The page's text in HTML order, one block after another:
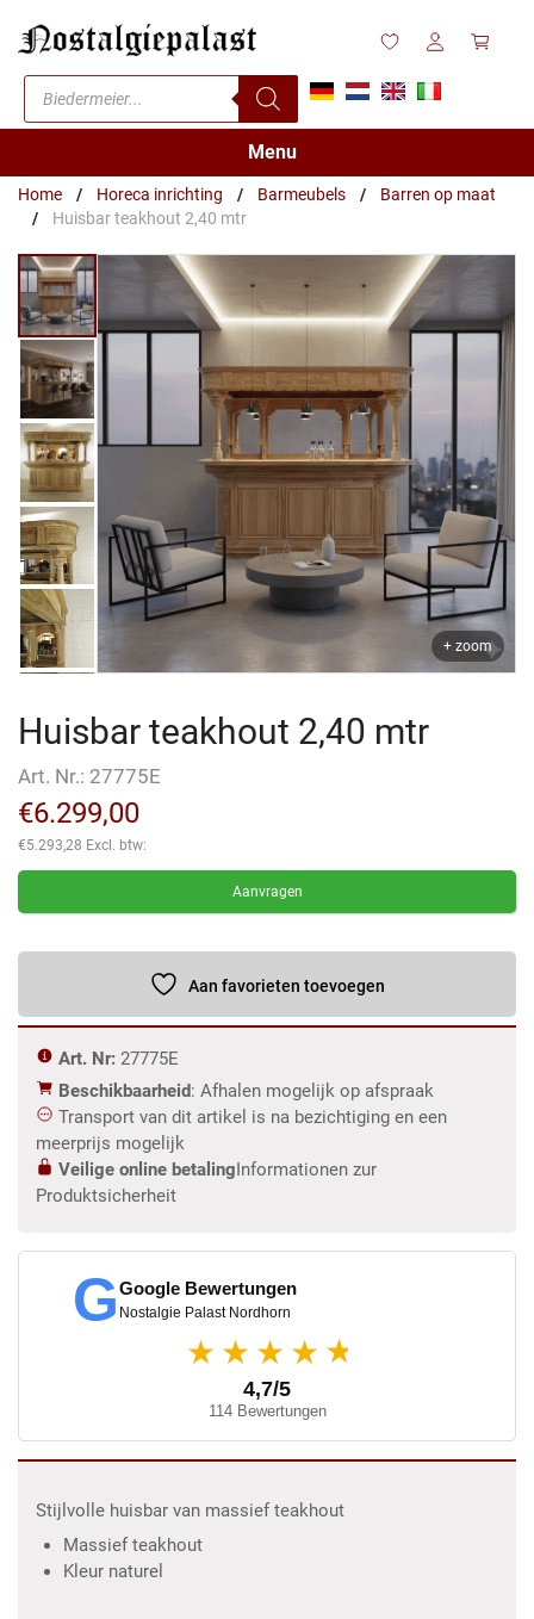
naar
inhoud
Producten
zoeken
Menu
Home / Horeca inrichting / Barmeubels /
Barren op maat
/
Huisbar teakhout 2,40 mtr
+ zoom
Huisbar teakhout 2,40 mtr
Art. Nr.: 27775E
€6.299,00
€5.293,28 Excl. btw:
Aanvragen
Aan favorieten toevoegen
Art. Nr: 27775E
Beschikbaarheid: Afhalen mogelijk op afspraak
Transport van dit artikel is na bezichtiging en een
meerprijs mogelijk
Veilige online betalingInformationen zur
Produktsicherheit
GGoogle Bewertungen
Nostalgie Palast Nordhorn
★★★★ ★
4,7/5
114 Bewertungen
Stijlvolle huisbar van massief teakhout
Massief teakhout
Kleur naturel